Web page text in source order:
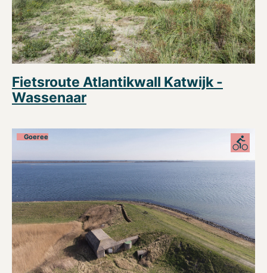
Fietsroute Atlantikwall Katwijk -
Wassenaar
Goeree